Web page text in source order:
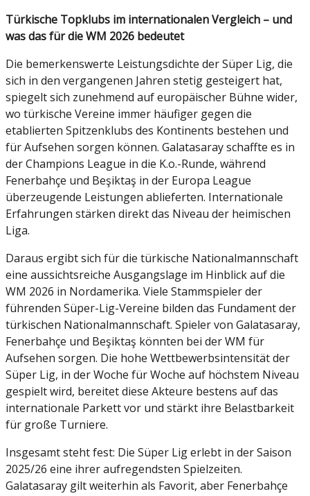
Türkische Topklubs im internationalen Vergleich – und
was das für die WM 2026 bedeutet
Die bemerkenswerte Leistungsdichte der Süper Lig, die
sich in den vergangenen Jahren stetig gesteigert hat,
spiegelt sich zunehmend auf europäischer Bühne wider,
wo türkische Vereine immer häufiger gegen die
etablierten Spitzenklubs des Kontinents bestehen und
für Aufsehen sorgen können. Galatasaray schaffte es in
der Champions League in die K.o.-Runde, während
Fenerbahçe und Beşiktaş in der Europa League
überzeugende Leistungen ablieferten. Internationale
Erfahrungen stärken direkt das Niveau der heimischen
Liga.
Daraus ergibt sich für die türkische Nationalmannschaft
eine aussichtsreiche Ausgangslage im Hinblick auf die
WM 2026 in Nordamerika. Viele Stammspieler der
führenden Süper-Lig-Vereine bilden das Fundament der
türkischen Nationalmannschaft. Spieler von Galatasaray,
Fenerbahçe und Beşiktaş könnten bei der WM für
Aufsehen sorgen. Die hohe Wettbewerbsintensität der
Süper Lig, in der Woche für Woche auf höchstem Niveau
gespielt wird, bereitet diese Akteure bestens auf das
internationale Parkett vor und stärkt ihre Belastbarkeit
für große Turniere.
Insgesamt steht fest: Die Süper Lig erlebt in der Saison
2025/26 eine ihrer aufregendsten Spielzeiten.
Galatasaray gilt weiterhin als Favorit, aber Fenerbahçe